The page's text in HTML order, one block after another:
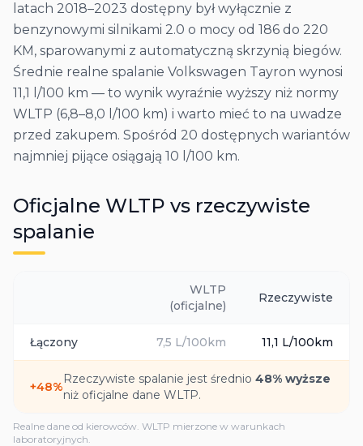
latach 2018–2023 dostępny był wyłącznie z
benzynowymi silnikami 2.0 o mocy od 186 do 220
KM, sparowanymi z automatyczną skrzynią biegów.
Średnie realne spalanie Volkswagen Tayron wynosi
11,1 l/100 km — to wynik wyraźnie wyższy niż normy
WLTP (6,8–8,0 l/100 km) i warto mieć to na uwadze
przed zakupem. Spośród 20 dostępnych wariantów
najmniej pijące osiągają 10 l/100 km.
Oficjalne WLTP vs rzeczywiste
spalanie
WLTP
(oficjalne)
Rzeczywiste
Łączony 7,5 L/100km 11,1 L/100km
+48%
Rzeczywiste spalanie jest średnio 48% wyższe
niż oficjalne dane WLTP.
Realne dane od kierowców. WLTP mierzone w warunkach
laboratoryjnych.